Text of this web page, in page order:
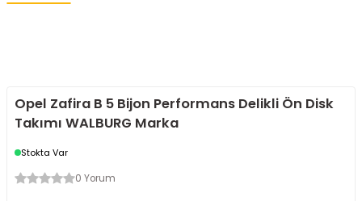
Opel Zafira B 5 Bijon Performans Delikli Ön Disk
Takımı WALBURG Marka
Stokta Var
0 Yorum